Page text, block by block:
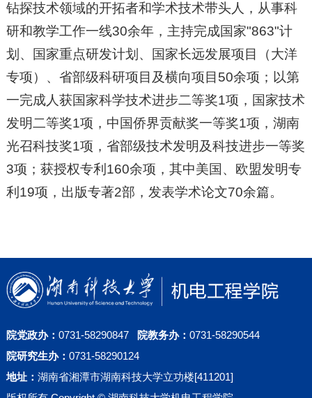
钻探技术领域的开拓者和学术技术带头人，从事科
研和教学工作一线30余年，主持完成国家"863"计
划、国家重点研发计划、国家长远发展项目（大洋
专项）、省部级科研项目及横向项目50余项；以第
一完成人获国家科学技术进步二等奖1项，国家技术
发明二等奖1项，中国侨界贡献奖一等奖1项，湖南
光召科技奖1项，省部级技术发明及科技进步一等奖
3项；获授权专利160余项，其中美国、欧盟发明专
利19项，出版专著2部，发表学术论文70余篇。
院党政办： 0731-58290847 院教务办： 0731-58290544
院研究生办： 0731-58290124
地址： 湖南省湘潭市湖南科技大学立功楼[411201]